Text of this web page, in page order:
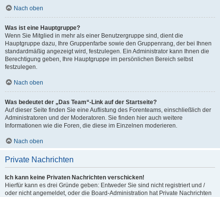
Nach oben
Was ist eine Hauptgruppe?
Wenn Sie Mitglied in mehr als einer Benutzergruppe sind, dient die
Hauptgruppe dazu, Ihre Gruppenfarbe sowie den Gruppenrang, der bei Ihnen
standardmäßig angezeigt wird, festzulegen. Ein Administrator kann Ihnen die
Berechtigung geben, Ihre Hauptgruppe im persönlichen Bereich selbst
festzulegen.
Nach oben
Was bedeutet der „Das Team“-Link auf der Startseite?
Auf dieser Seite finden Sie eine Auflistung des Forenteams, einschließlich der
Administratoren und der Moderatoren. Sie finden hier auch weitere
Informationen wie die Foren, die diese im Einzelnen moderieren.
Nach oben
Private Nachrichten
Ich kann keine Privaten Nachrichten verschicken!
Hierfür kann es drei Gründe geben: Entweder Sie sind nicht registriert und /
oder nicht angemeldet, oder die Board-Administration hat Private Nachrichten